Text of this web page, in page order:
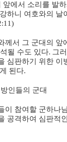
앞에서 소리를 발
하니 여호와의 날
께서 그 군대의 앞
될 수도 있다. 그
심판하기 위한 이
된다.
인들의 군대
이 참여할 군하나
공격하여 심판적